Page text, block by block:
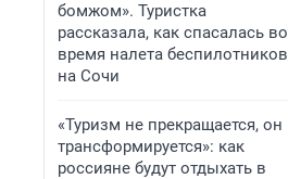
бомжом». Туристка
рассказала, как спасалась во
время налета беспилотников
на Сочи
«Туризм не прекращается, он
трансформируется»: как
россияне будут отдыхать в